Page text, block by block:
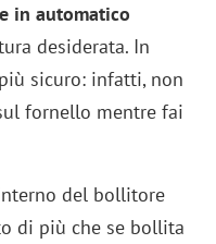
in automatico
desiderata. In
sicuro: infatti, non
fornello mentre fai
del bollitore
di più che se bollita